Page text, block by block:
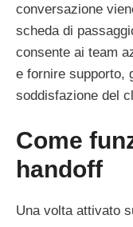
conversazione
scheda di
consente ai team
e fornire supporto,
soddisfazione del
Come
handoff
Una volta attivato